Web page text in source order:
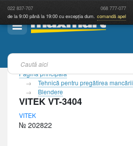
022 837-707 068 777-077
de la 9:00 până la 19:00 cu excepția dum. comandă apel
Pagina principală
Tehnică pentru pregătirea mancării
Blendere
VITEK VT-3404
VITEK
№ 202822